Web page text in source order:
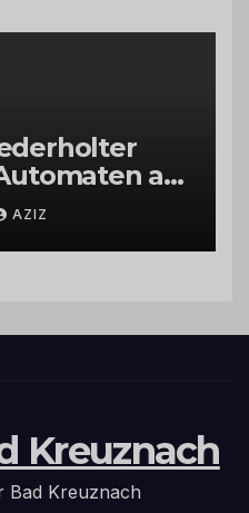
am
in
AZIZ
Kreuznach
Kreuznach